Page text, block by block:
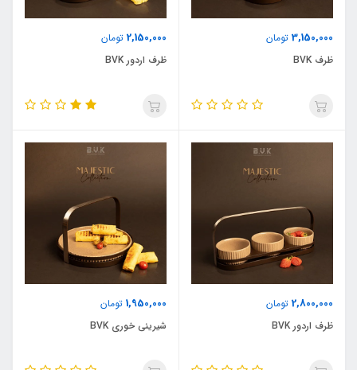
3,150,000 تومان
ظرف BVK
2,150,000 تومان
ظرف اردور BVK
2,800,000 تومان
ظرف اردور BVK
1,950,000 تومان
شیرینی خوری BVK